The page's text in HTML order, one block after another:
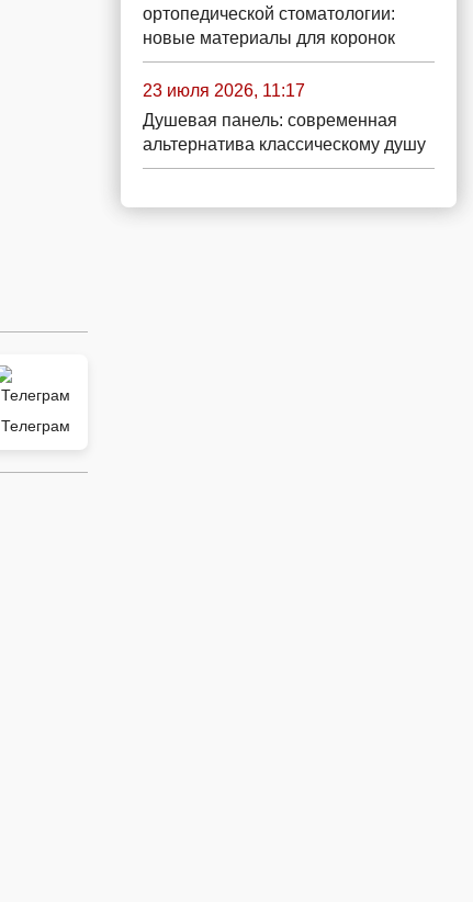
Телеграм
ортопедической стоматологии:
новые материалы для коронок
23 июля 2026, 11:17
Душевая панель: современная
альтернатива классическому душу